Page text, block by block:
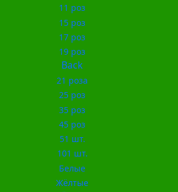
11 роз
15 роз
17 роз
19 роз
Back
21 роза
25 роз
35 роз
45 роз
51 шт.
101 шт.
Белые
Жёлтые